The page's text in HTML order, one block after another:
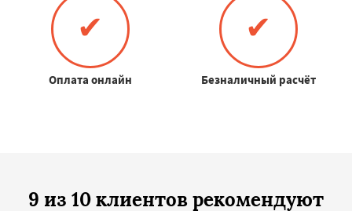
✔
Оплата онлайн
✔
Безналичный расчёт
9 из 10 клиентов рекомендуют